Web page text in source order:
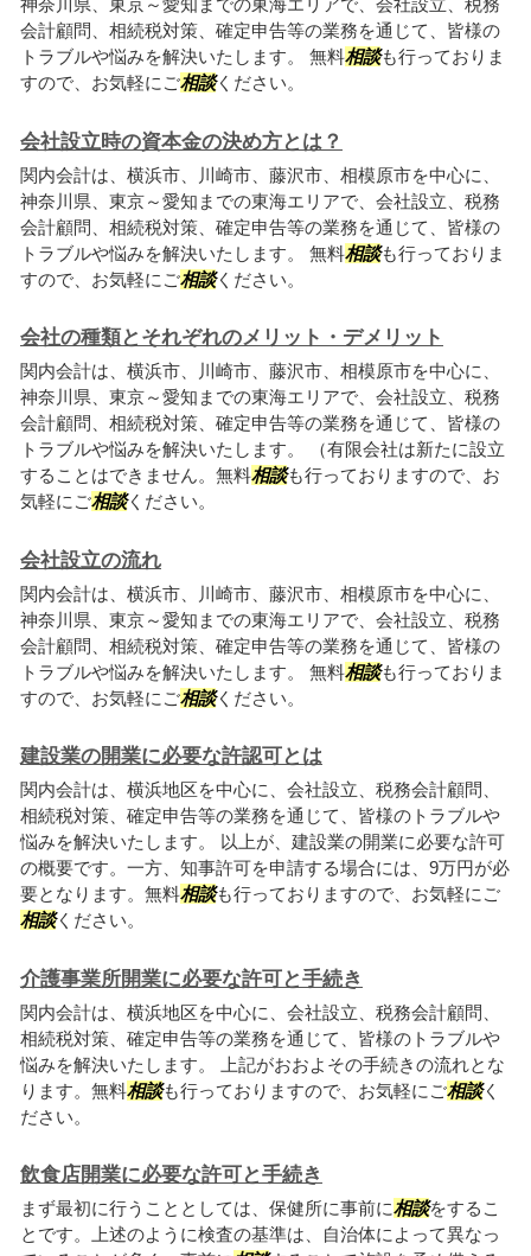
神奈川県、東京～愛知までの東海エリアで、会社設立、税務
会計顧問、相続税対策、確定申告等の業務を通じて、皆様の
トラブルや悩みを解決いたします。 無料相談も行っておりま
すので、お気軽にご相談ください。
会社設立時の資本金の決め方とは？
関内会計は、横浜市、川崎市、藤沢市、相模原市を中心に、
神奈川県、東京～愛知までの東海エリアで、会社設立、税務
会計顧問、相続税対策、確定申告等の業務を通じて、皆様の
トラブルや悩みを解決いたします。 無料相談も行っておりま
すので、お気軽にご相談ください。
会社の種類とそれぞれのメリット・デメリット
関内会計は、横浜市、川崎市、藤沢市、相模原市を中心に、
神奈川県、東京～愛知までの東海エリアで、会社設立、税務
会計顧問、相続税対策、確定申告等の業務を通じて、皆様の
トラブルや悩みを解決いたします。 （有限会社は新たに設立
することはできません。無料相談も行っておりますので、お
気軽にご相談ください。
会社設立の流れ
関内会計は、横浜市、川崎市、藤沢市、相模原市を中心に、
神奈川県、東京～愛知までの東海エリアで、会社設立、税務
会計顧問、相続税対策、確定申告等の業務を通じて、皆様の
トラブルや悩みを解決いたします。 無料相談も行っておりま
すので、お気軽にご相談ください。
建設業の開業に必要な許認可とは
関内会計は、横浜地区を中心に、会社設立、税務会計顧問、
相続税対策、確定申告等の業務を通じて、皆様のトラブルや
悩みを解決いたします。 以上が、建設業の開業に必要な許可
の概要です。一方、知事許可を申請する場合には、9万円が必
要となります。無料相談も行っておりますので、お気軽にご
相談ください。
介護事業所開業に必要な許可と手続き
関内会計は、横浜地区を中心に、会社設立、税務会計顧問、
相続税対策、確定申告等の業務を通じて、皆様のトラブルや
悩みを解決いたします。 上記がおおよその手続きの流れとな
ります。無料相談も行っておりますので、お気軽にご相談く
ださい。
飲食店開業に必要な許可と手続き
まず最初に行うこととしては、保健所に事前に相談をするこ
とです。上述のように検査の基準は、自治体によって異なっ